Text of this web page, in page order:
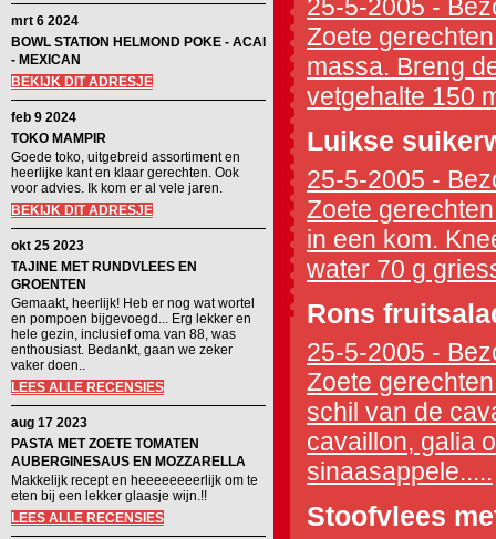
mrt 6 2024
BOWL STATION HELMOND POKE - ACAI
- MEXICAN
BEKIJK DIT ADRESJE
feb 9 2024
TOKO MAMPIR
Goede toko, uitgebreid assortiment en
heerlijke kant en klaar gerechten. Ook
voor advies. Ik kom er al vele jaren.
BEKIJK DIT ADRESJE
okt 25 2023
TAJINE MET RUNDVLEES EN
GROENTEN
Gemaakt, heerlijk! Heb er nog wat wortel
en pompoen bijgevoegd... Erg lekker en
hele gezin, inclusief oma van 88, was
enthousiast. Bedankt, gaan we zeker
vaker doen..
LEES ALLE RECENSIES
aug 17 2023
PASTA MET ZOETE TOMATEN
AUBERGINESAUS EN MOZZARELLA
Makkelijk recept en heeeeeeeerlijk om te
eten bij een lekker glaasje wijn.!!
LEES ALLE RECENSIES
25-5-2005 -
Zoete
massa. Breng
vetgehalte 150
Luikse
25-5-2005 -
Zoete
in een kom.
water 70 g
Rons
25-5-2005 -
Zoete
schil van de
cavaillon, galia
sinaasappele.....
Stoofvlees